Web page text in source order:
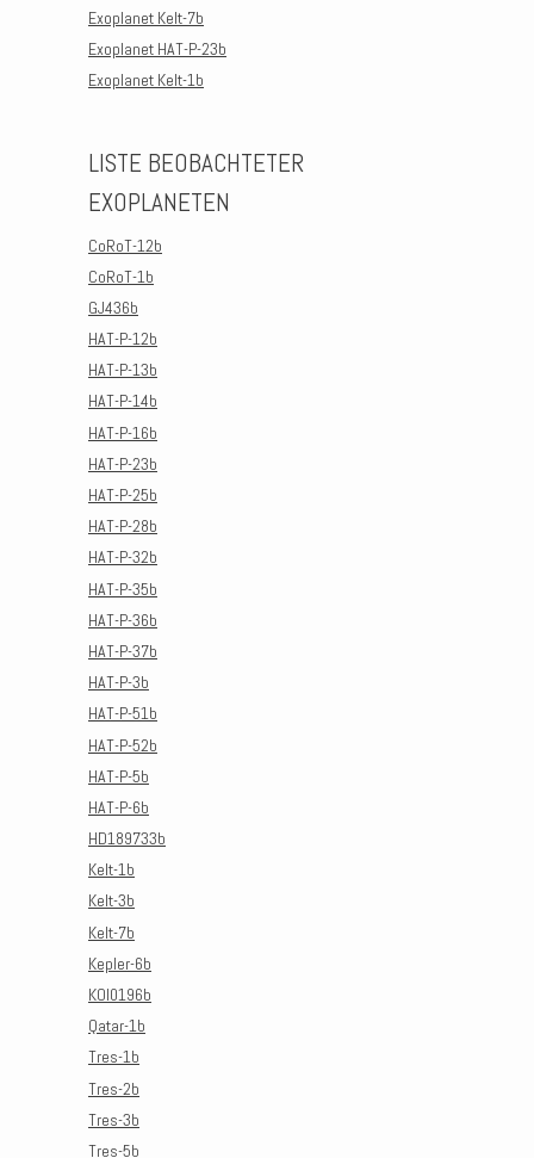
Exoplanet Kelt-7b
Exoplanet HAT-P-23b
Exoplanet Kelt-1b
LISTE BEOBACHTETER
EXOPLANETEN
CoRoT-12b
CoRoT-1b
GJ436b
HAT-P-12b
HAT-P-13b
HAT-P-14b
HAT-P-16b
HAT-P-23b
HAT-P-25b
HAT-P-28b
HAT-P-32b
HAT-P-35b
HAT-P-36b
HAT-P-37b
HAT-P-3b
HAT-P-51b
HAT-P-52b
HAT-P-5b
HAT-P-6b
HD189733b
Kelt-1b
Kelt-3b
Kelt-7b
Kepler-6b
KOI0196b
Qatar-1b
Tres-1b
Tres-2b
Tres-3b
Tres-5b